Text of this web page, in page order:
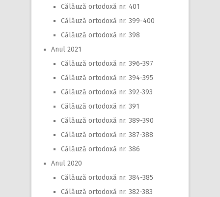
Călăuză ortodoxă nr. 401
Călăuză ortodoxă nr. 399-400
Călăuză ortodoxă nr. 398
Anul 2021
Călăuză ortodoxă nr. 396-397
Călăuză ortodoxă nr. 394-395
Călăuză ortodoxă nr. 392-393
Călăuză ortodoxă nr. 391
Călăuză ortodoxă nr. 389-390
Călăuză ortodoxă nr. 387-388
Călăuză ortodoxă nr. 386
Anul 2020
Călăuză ortodoxă nr. 384-385
Călăuză ortodoxă nr. 382-383